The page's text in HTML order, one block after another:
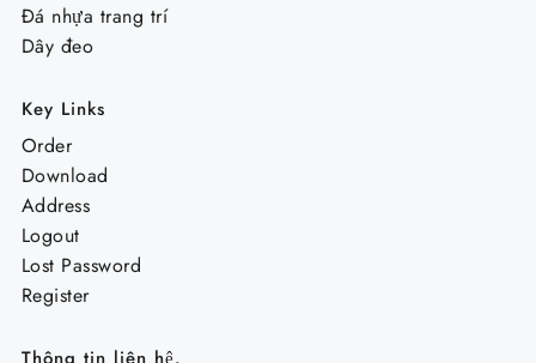
Đá nhựa trang trí
Dây đeo
Key Links
Order
Download
Address
Logout
Lost Password
Register